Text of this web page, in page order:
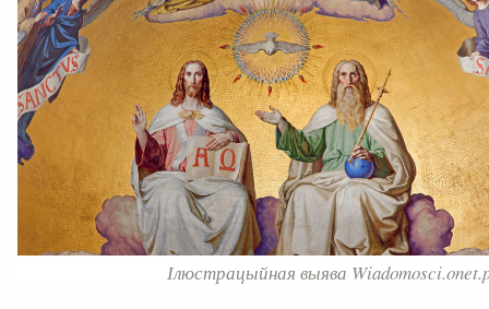
Ілюстрацыйная выява